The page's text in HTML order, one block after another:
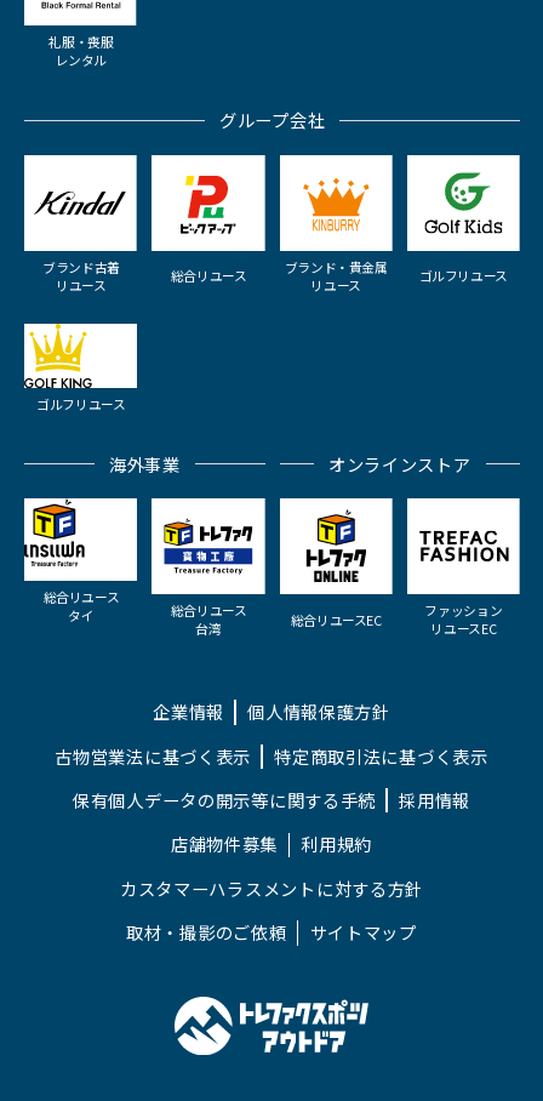
礼服・喪服
レンタル
グループ会社
ブランド古着
リユース
総合リユース
ブランド・貴金属
リユース
ゴルフリユース
ゴルフリユース
海外事業
総合リユース
タイ
総合リユース
台湾
オンラインストア
総合リユースEC
ファッション
リユースEC
企業情報
個人情報保護方針
古物営業法に基づく表示
特定商取引法に基づく表示
保有個人データの開示等に関する手続
採用情報
店舗物件募集
利用規約
カスタマーハラスメントに対する方針
取材・撮影のご依頼
サイトマップ